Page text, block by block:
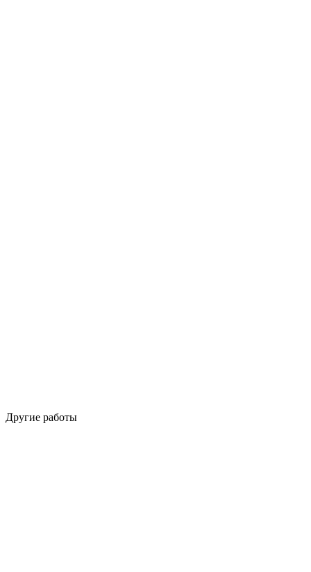
Другие работы